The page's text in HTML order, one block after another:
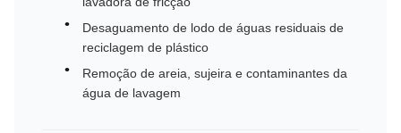
Desaguamento de lodo de águas residuais de
reciclagem de plástico
Remoção de areia, sujeira e contaminantes da
água de lavagem